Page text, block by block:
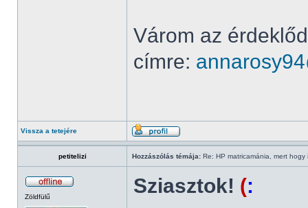
Várom az
címre:
Vissza a tetejére
petitelizi Hozzászólás témája: Re: HP matricamánia, mert hogy
Zöldfülű Sziasztok! (: